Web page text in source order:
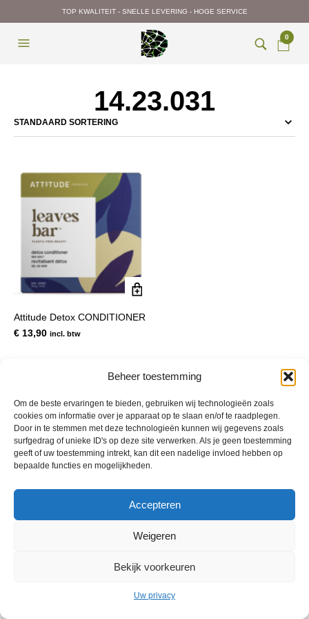
Beheer toestemming
Om de beste ervaringen te bieden, gebruiken wij technologieën zoals
cookies om informatie over je apparaat op te slaan en/of te raadplegen.
Door in te stemmen met deze technologieën kunnen wij gegevens zoals
surfgedrag of unieke ID's op deze site verwerken. Als je geen toestemming
geeft of uw toestemming intrekt, kan dit een nadelige invloed hebben op
bepaalde functies en mogelijkheden.
Accepteren
Weigeren
Bekijk voorkeuren
Uw privacy
TOP KWALITEIT - SNELLE LEVERING - HOGE SERVICE
0
14.23.031
Attitude Detox CONDITIONER
€ 13,90 incl. btw
© 2013 - 2026 De Duurzame Tuin KvK Gouda 29029262 - BTW nr
NL001968744B76 Hosting: